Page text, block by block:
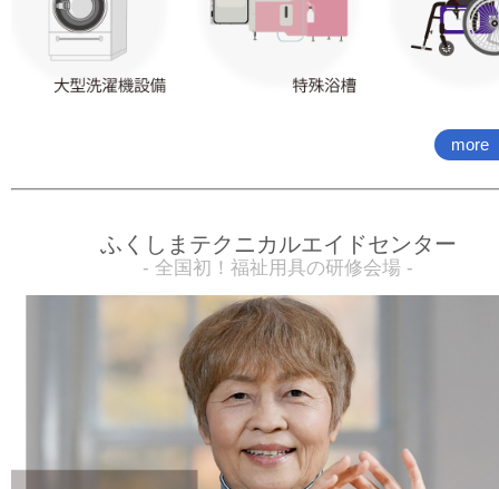
more
ふくしまテクニカルエイドセンター
- 全国初！福祉用具の研修会場 -